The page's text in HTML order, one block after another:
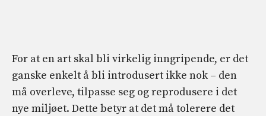
For at en art skal bli virkelig inngripende, er det
ganske enkelt å bli introdusert ikke nok – den
må overleve, tilpasse seg og reprodusere i det
nye miljøet. Dette betyr at det må tolerere det